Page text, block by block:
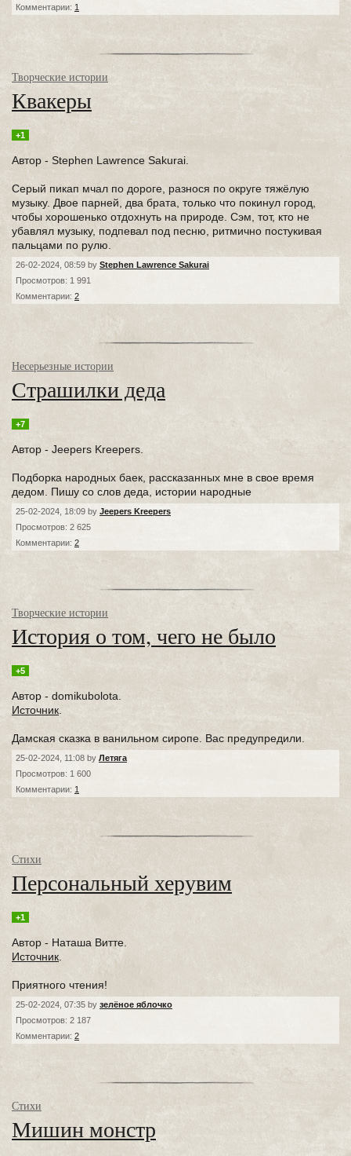
Комментарии: 1
Творческие истории
Квакеры
+1
Автор - Stephen Lawrence Sakurai.
Серый пикап мчал по дороге, разнося по округе тяжёлую
музыку. Двое парней, два брата, только что покинул город,
чтобы хорошенько отдохнуть на природе. Сэм, тот, кто не
убавлял музыку, подпевал под песню, ритмично постукивая
пальцами по рулю.
26-02-2024, 08:59 by Stephen Lawrence Sakurai
Просмотров: 1 991
Комментарии: 2
Несерьезные истории
Страшилки деда
+7
Автор - Jeepers Kreepers.
Подборка народных баек, рассказанных мне в свое время
дедом. Пишу со слов деда, истории народные
25-02-2024, 18:09 by Jeepers Kreepers
Просмотров: 2 625
Комментарии: 2
Творческие истории
История о том, чего не было⁠⁠
+5
Автор - domikubolota.
Источник
Дамская сказка в ванильном сиропе. Вас предупредили.
25-02-2024, 11:08 by Летяга
Просмотров: 1 600
Комментарии: 1
Стихи
Персональный херувим
+1
Автор - Наташа Витте.
Источник
Приятного чтения!
25-02-2024, 07:35 by зелёное яблочко
Просмотров: 2 187
Комментарии: 2
Стихи
Мишин монстр